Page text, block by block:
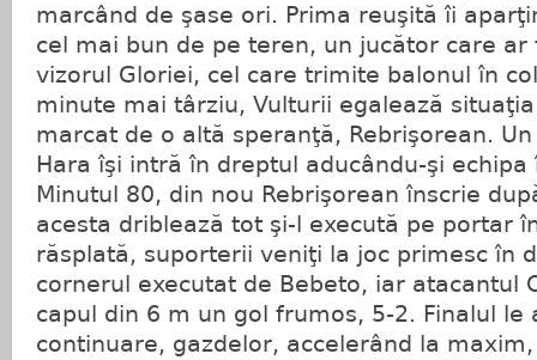
marcând de şase ori. Prima reuşită îi
cel mai bun de pe teren, un jucător care
vizorul Gloriei, cel care trimite balonul în
minute mai târziu, Vulturii egalează
marcat de o altă speranţă, Rebrişorean.
Hara îşi intră în dreptul aducându-şi
Minutul 80, din nou Rebrişorean înscrie
acesta driblează tot şi-l execută pe portar
răsplată, suporterii veniţi la joc primesc în
cornerul executat de Bebeto, iar atacantul
capul din 6 m un gol frumos, 5-2. Finalul le
continuare, gazdelor, accelerând la